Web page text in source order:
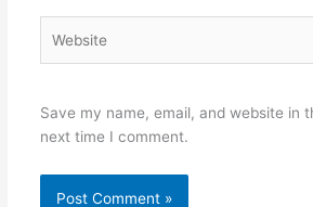
Save my name, email, and website in
next time I comment.